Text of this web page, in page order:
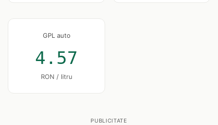
GPL auto
4.57
RON / litru
PUBLICITATE